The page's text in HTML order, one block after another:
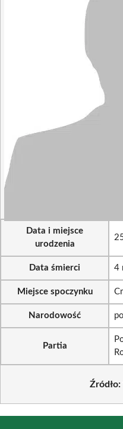
Data i miejsce
urodzenia
Data śmierci 4
Miejsce spoczynku
Narodowość
Partia
Źródło: